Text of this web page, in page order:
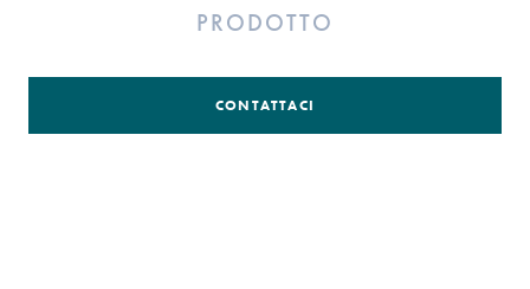
PRODOTTO
CONTATTACI